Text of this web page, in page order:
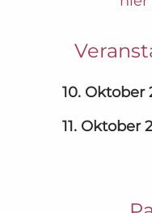
10. Oktober
11. Oktober